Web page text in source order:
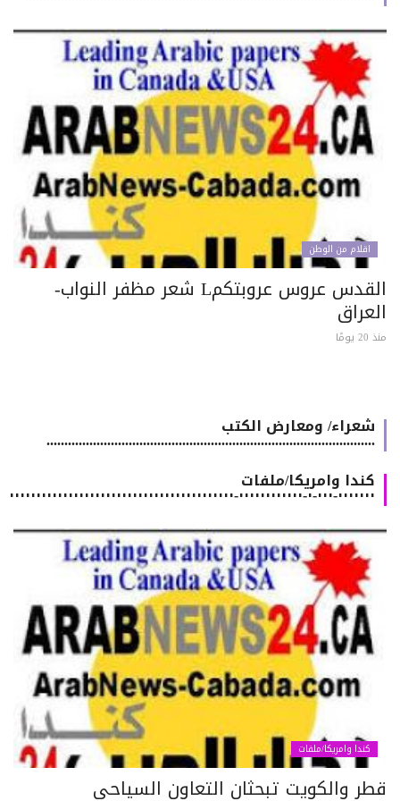
اقلام من الوطن
القدس عروس عروبتكمL شعر مظفر النواب-
شعراء/ ومعارض الكتب
............................................................................................
كندا وامريكا/ملفات
٠٠٠٠٠٠٠-٠٠٠-٠-٠٠٠٠٠٠٠٠٠٠٠٠-٠٠٠٠٠٠٠٠٠٠٠٠٠٠٠٠٠٠٠٠٠٠٠٠٠٠٠٠٠٠٠٠٠٠٠٠٠٠٠٠٠٠
كندا وامريكا/ملفات
والكويت تبحثان التعاون السياحي